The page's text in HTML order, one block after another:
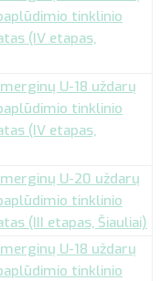
tinklinio
(IV etapas,
U-18 uždarų
tinklinio
(IV etapas,
U-20 uždarų
tinklinio
(III etapas, Šiauliai)
U-18 uždarų
tinklinio